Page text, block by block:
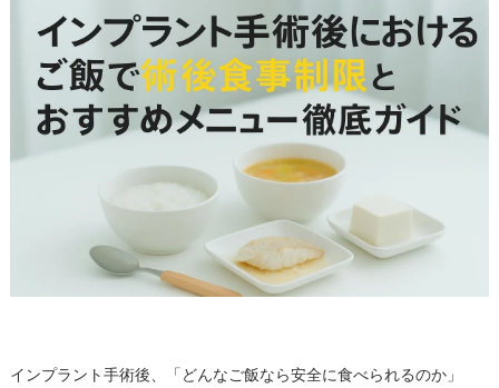
インプラント手術後、「どんなご飯なら安全に食べられるのか」